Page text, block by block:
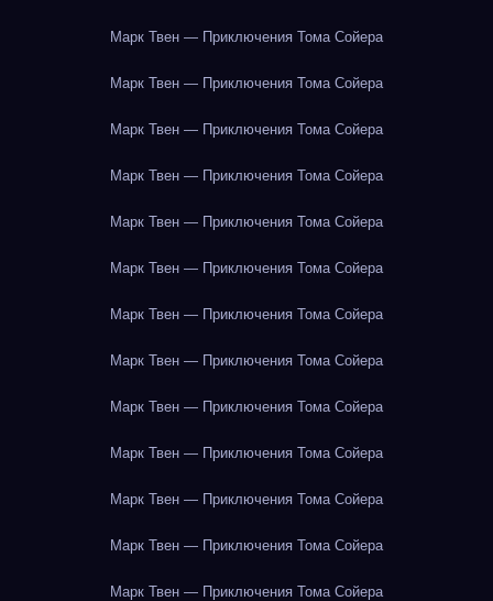
Марк Твен — Приключения Тома Сойера
Марк Твен — Приключения Тома Сойера
Марк Твен — Приключения Тома Сойера
Марк Твен — Приключения Тома Сойера
Марк Твен — Приключения Тома Сойера
Марк Твен — Приключения Тома Сойера
Марк Твен — Приключения Тома Сойера
Марк Твен — Приключения Тома Сойера
Марк Твен — Приключения Тома Сойера
Марк Твен — Приключения Тома Сойера
Марк Твен — Приключения Тома Сойера
Марк Твен — Приключения Тома Сойера
Марк Твен — Приключения Тома Сойера